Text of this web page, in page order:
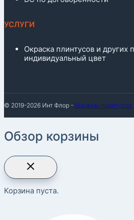
УСЛУГИ
Окраска плинтусов и других
индивидуальный цвет
© 2019-2026 Инт Флор - Магазин плинтусов
Обзор корзины
Корзина пуста.